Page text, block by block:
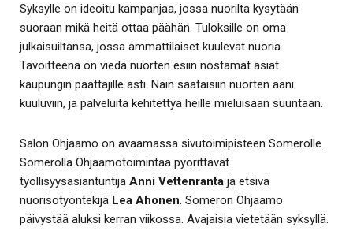
Syksylle on ideoitu kampanjaa, jossa nuorilta kysytään
suoraan mikä heitä ottaa päähän. Tuloksille on oma
julkaisuiltansa, jossa ammattilaiset kuulevat nuoria.
Tavoitteena on viedä nuorten esiin nostamat asiat
kaupungin päättäjille asti. Näin saataisiin nuorten ääni
kuuluviin, ja palveluita kehitettyä heille mieluisaan suuntaan.
Salon Ohjaamo on avaamassa sivutoimipisteen Somerolle.
Somerolla Ohjaamotoimintaa pyörittävät
työllisyysasiantuntija Anni Vettenranta ja etsivä
nuorisotyöntekijä Lea Ahonen. Someron Ohjaamo
päivystää aluksi kerran viikossa. Avajaisia vietetään syksyllä.